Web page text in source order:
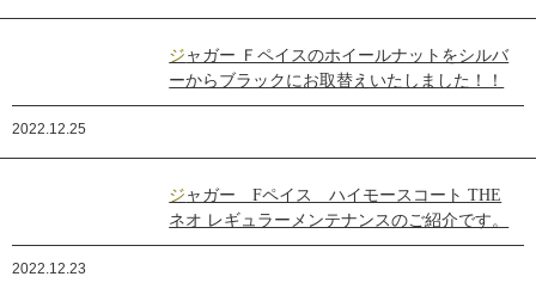
ジャガー Ｆペイスのホイールナットをシルバ
ーからブラックにお取替えいたしました！！
2022.12.25
ジャガー Fペイス ハイモースコート THE
ネオ レギュラーメンテナンスのご紹介です。
2022.12.23